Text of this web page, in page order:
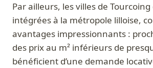
Par ailleurs, les villes de
intégrées à la métropole lilloise,
avantages impressionnants :
des prix au m² inférieurs de
bénéficient d’une demande